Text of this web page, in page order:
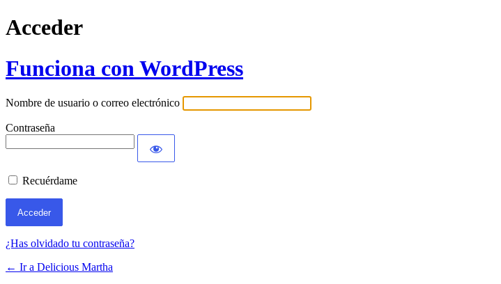
Acceder
Funciona con WordPress
Nombre de usuario o correo electrónico
Contraseña
Recuérdame
¿Has olvidado tu contraseña?
← Ir a Delicious Martha